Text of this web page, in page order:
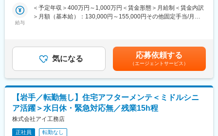
励金の支給など）や
、職種・階層に応じた研修の実施など充実したキャリア形成支援
虎の門ヒルズや羽田国際ターミナルビル、中之島フェスティバル
タワー、シンガポールのマリーナベイサンズなどの有名施設の実
績が多数ございます。
■当社の特徴：
創業以来70期連続黒字を継続する安定性を誇り、「地域冷暖房シ
ステム」で業界No.1のシェアを獲得しています。虎の門ヒルズや
羽田国際ターミナルビル、中之島フェスティバルタワー、シンガ
ポールのマリーナベイサンズなどの有名施設の実績が多数ござい
ます。
されることが高年収の理由です。実績連動型の評価制度でスピー
ド出世も目指せます。
実際に現事業所長の2人に1人が営業職「以外」からの転職者で
す。
◎ワークライフバランスを実現可能
効率的な営業活動を追求し、平均残業は月15h程度。日月祝休
み・年休123日・転勤無しと働きやすい環境です。
『くるみん』認定もされており、女性も安心して長期就業が可能
です。
■仕事内容：
土地オーナーが所有する資産に対し、最適な土地活用の事業を提
給与
＜予定年収＞400万円～1,000万円＜賃金形態＞月給制＜賃金内訳
＞月額（基本給）：130,000円～155,000円その他固定手当/月：
業手当＞有＜給与補足＞年収650万円（月給31万円＋成果給＋賞
与）／入社1年目 メンバー年収841万円（月給42万円＋成果給＋
賞与）／入社2年目 メンバー年収1,156万円（月給56万円＋成果給
＋賞与）／入社5年目 メンバー賃金はあくまでも目安の金額であ
り、選考を通じて上下する可能性があります。月給(月額)は固定手
当を含めた表記です。
気になる 応募依頼する
（エージェントサービス）
【岩手／転勤無し】住宅アフターメンテ＜ミドルシニ
ア活躍＞水日休・緊急対応無／残業15h程
株式会社アイ工務店
正社員 転勤なし